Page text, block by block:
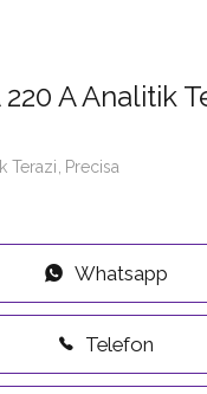
A Analitik
Terazi Precisa
Whatsapp
Telefon